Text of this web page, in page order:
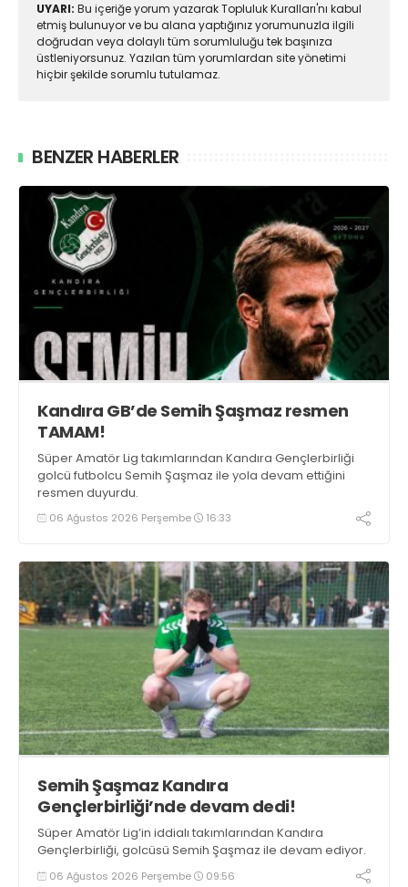
UYARI: Bu içeriğe yorum yazarak Topluluk Kuralları'nı kabul
etmiş bulunuyor ve bu alana yaptığınız yorumunuzla ilgili
doğrudan veya dolaylı tüm sorumluluğu tek başınıza
üstleniyorsunuz. Yazılan tüm yorumlardan site yönetimi
hiçbir şekilde sorumlu tutulamaz.
BENZER HABERLER
Kandıra GB’de Semih Şaşmaz resmen
TAMAM!
Süper Amatör Lig takımlarından Kandıra Gençlerbirliği
golcü futbolcu Semih Şaşmaz ile yola devam ettiğini
resmen duyurdu.
06 Ağustos 2026 Perşembe 16:33
Semih Şaşmaz Kandıra
Gençlerbirliği’nde devam dedi!
Süper Amatör Lig’in iddialı takımlarından Kandıra
Gençlerbirliği, golcüsü Semih Şaşmaz ile devam ediyor.
06 Ağustos 2026 Perşembe 09:56